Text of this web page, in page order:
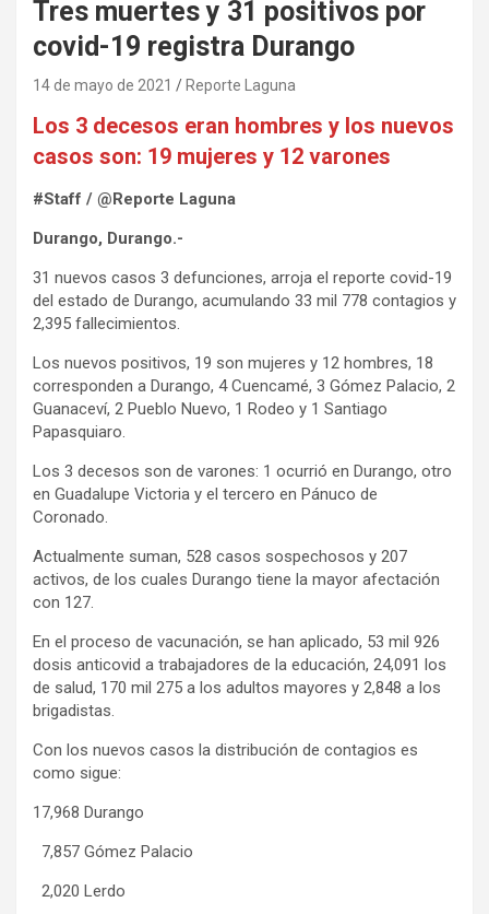
Tres muertes y 31 positivos por
covid-19 registra Durango
14 de mayo de 2021 Reporte Laguna
Los 3 decesos eran hombres y los nuevos
casos son: 19 mujeres y 12 varones
#Staff / @Reporte Laguna
Durango, Durango.-
31 nuevos casos 3 defunciones, arroja el reporte covid-19
del estado de Durango, acumulando 33 mil 778 contagios y
2,395 fallecimientos.
Los nuevos positivos, 19 son mujeres y 12 hombres, 18
corresponden a Durango, 4 Cuencamé, 3 Gómez Palacio, 2
Guanaceví, 2 Pueblo Nuevo, 1 Rodeo y 1 Santiago
Papasquiaro.
Los 3 decesos son de varones: 1 ocurrió en Durango, otro
en Guadalupe Victoria y el tercero en Pánuco de
Coronado.
Actualmente suman, 528 casos sospechosos y 207
activos, de los cuales Durango tiene la mayor afectación
con 127.
En el proceso de vacunación, se han aplicado, 53 mil 926
dosis anticovid a trabajadores de la educación, 24,091 los
de salud, 170 mil 275 a los adultos mayores y 2,848 a los
brigadistas.
Con los nuevos casos la distribución de contagios es
como sigue:
17,968 Durango
7,857 Gómez Palacio
2,020 Lerdo